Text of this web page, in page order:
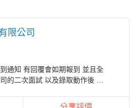
限公司
報到 並且全
的二次面試 以及錄取動作後 該